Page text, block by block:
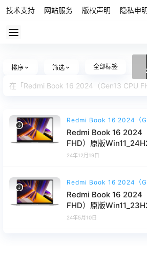
技术支持 网站服务 版权声明 隐私申
排序 筛选 全部标签
Redmi Book 16 2024（
Redmi Book 16 2024
FHD）原版
24年12月19日
Redmi Book 16 2024（
Redmi Book 16 2024
FHD）原版
24年5月10日